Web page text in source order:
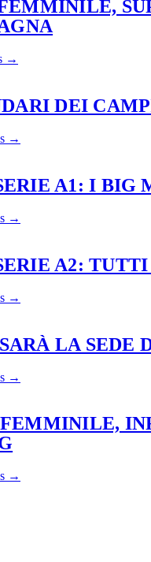
→
DEI
→
A1: I BIG
→
A2:
→
LA SEDE
→
→